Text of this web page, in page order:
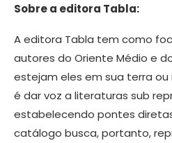
Sobre a editora Tabla:
A editora Tabla tem como
autores do Oriente Médio e
estejam eles em sua terra ou
é dar voz a literaturas sub
estabelecendo pontes
catálogo busca, portanto,